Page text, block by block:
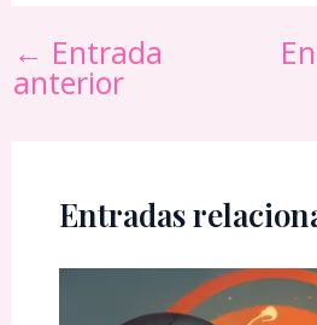
← Entrada
anterior
Entradas